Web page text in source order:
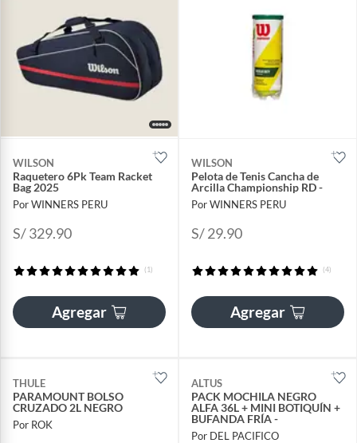
WILSON
Raquetero 6Pk Team Racket
Bag 2025
Por WINNERS PERU
S/ 329.90
(1)
Agregar
WILSON
Pelota de Tenis Cancha de
Arcilla Championship RD -
Por WINNERS PERU
S/ 29.90
(4)
Agregar
THULE
PARAMOUNT BOLSO
CRUZADO 2L NEGRO
Por ROK
ALTUS
PACK MOCHILA NEGRO
ALFA 36L + MINI BOTIQUÍN +
BUFANDA FRÍA -
Por DEL PACIFICO